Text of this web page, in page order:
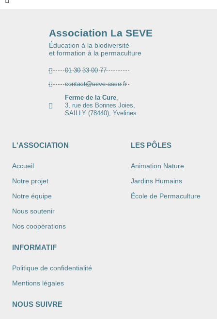
Association La SEVE
Éducation à la biodiversité
et formation à la permaculture
01 30 33 00 77
contact@seve-asso.fr
Ferme de la Cure,
3, rue des Bonnes Joies,
SAILLY (78440), Yvelines
L'ASSOCIATION
Accueil
Notre projet
Notre équipe
Nous soutenir
Nos coopérations
LES PÔLES
Animation Nature
Jardins Humains
École de Permaculture
INFORMATIF
Politique de confidentialité
Mentions légales
NOUS SUIVRE